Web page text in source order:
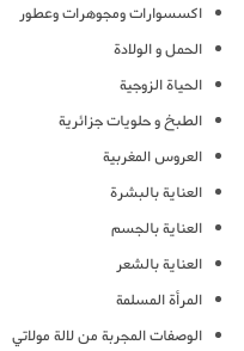
اكسسوارات ومجوهرات وعطور
الحمل و الولادة
الحياة الزوجية
الطبخ و حلويات جزائرية
العروس المغربية
العناية بالبشرة
العناية بالجسم
العناية بالشعر
المرأة المسلمة
الوصفات المجربة من لالة مولاتي